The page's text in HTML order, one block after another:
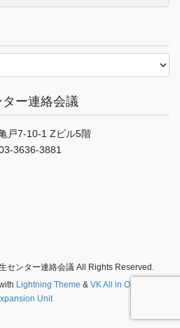
ー連絡会議
戸7-10-1 Zビル5階
3636-3881
センター連絡会議 All Rights Reserved.
Lightning Theme & VK All in One
Unit